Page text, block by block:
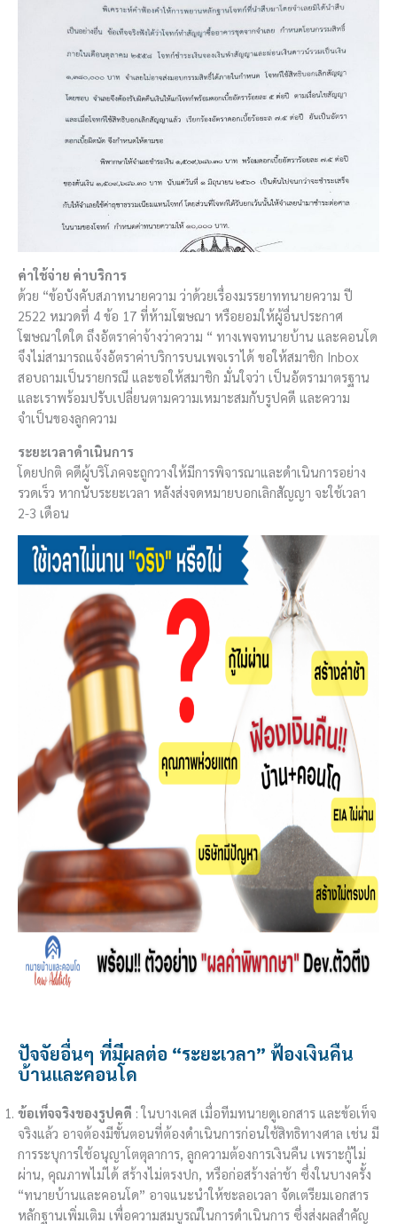
ค่าใช้จ่าย ค่าบริการ
ด้วย “ข้อบังคับสภาทนายความ ว่าด้วยเรื่องมรรยาททนายความ ปี
2522 หมวดที่ 4 ข้อ 17 ที่ห้ามโฆษณา หรือยอมให้ผู้อื่นประกาศ
โฆษณาใดใด ถึงอัตราค่าจ้างว่าความ “ ทางเพจทนายบ้าน และคอนโด
จึงไม่สามารถแจ้งอัตราค่าบริการบนเพจเราได้ ขอให้สมาชิก Inbox
สอบถามเป็นรายกรณี และขอให้สมาชิก มั่นใจว่า เป็นอัตรามาตรฐาน
และเราพร้อมปรับเปลี่ยนตามความเหมาะสมกับรูปคดี และความ
จำเป็นของลูกความ
ระยะเวลาดำเนินการ
โดยปกติ คดีผู้บริโภคจะถูกวางให้มีการพิจารณาและดำเนินการอย่าง
รวดเร็ว หากนับระยะเวลา หลังส่งจดหมายบอกเลิกสัญญา จะใช้เวลา
2-3 เดือน
ปัจจัยอื่นๆ ที่มีผลต่อ “ระยะเวลา” ฟ้องเงินคืน
บ้านและคอนโด
ข้อเท็จจริงของรูปคดี : ในบางเคส เมื่อทีมทนายดูเอกสาร และข้อเท็จ
จริงแล้ว อาจต้องมีขั้นตอนที่ต้องดำเนินการก่อนใช้สิทธิทางศาล เช่น มี
การระบุการใช้อนุญาโตตุลาการ, ลูกความต้องการเงินคืน เพราะกู้ไม่
ผ่าน, คุณภาพไม่ได้ สร้างไม่ตรงปก, หรือก่อสร้างล่าช้า ซึ่งในบางครั้ง
“ทนายบ้านและคอนโด” อาจแนะนำให้ชะลอเวลา จัดเตรียมเอกสาร
หลักฐานเพิ่มเติม เพื่อความสมบูรณ์ในการดำเนินการ ซึ่งส่งผลสำคัญ